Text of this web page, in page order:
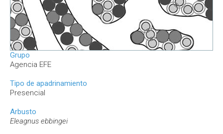
Grupo
Agencia EFE
Tipo de apadrinamiento
Presencial
Arbusto
Eleagnus ebbingei